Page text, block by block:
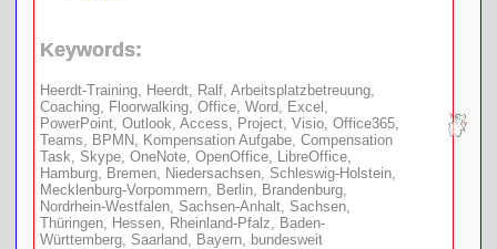
Keywords:
Heerdt-Training, Heerdt, Ralf, Arbeitsplatzbetreuung,
Coaching, Floorwalking, Office, Word, Excel,
PowerPoint, Outlook, Access, Project, Visio, Office365,
Teams, BPMN, Kompensation Aufgabe, Compensation
Task, Skype, OneNote, OpenOffice, LibreOffice,
Hamburg, Bremen, Niedersachsen, Schleswig-Holstein,
Mecklenburg-Vorpommern, Berlin, Brandenburg,
Nordrhein-Westfalen, Sachsen-Anhalt, Sachsen,
Thüringen, Hessen, Rheinland-Pfalz, Baden-
Württemberg, Saarland, Bayern, bundesweit